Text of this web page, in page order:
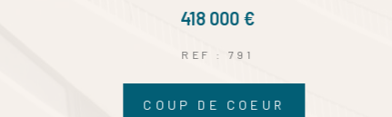
36 000 €
REF : 1324
PRIX EN BAISSE